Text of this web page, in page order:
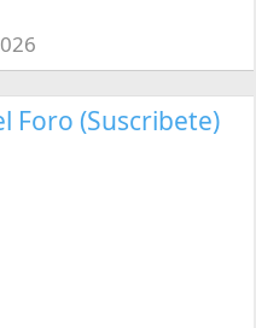
Foro (Suscribete)